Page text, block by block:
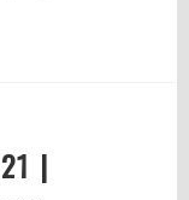
|